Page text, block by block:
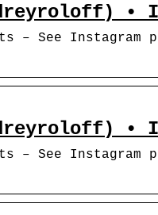
•
– See Instagram
•
– See Instagram